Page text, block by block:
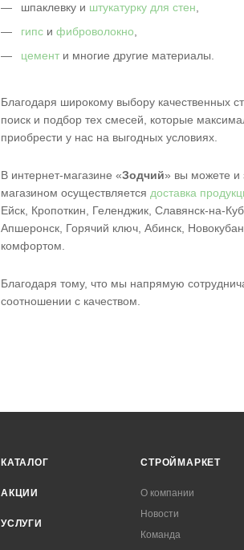
шпаклевку и штукатурку для стен
гипс и фиброволокно
цемент и многие другие материалы.
Благодаря широкому выбору качественных
поиск и подбор тех смесей, которые
приобрести у нас на выгодных условиях.
В интернет-магазине «Зодчий» вы можете и
магазином осуществляется доставка
Ейск, Кропоткин, Геленджик, Славянск-на-
Апшеронск, Горячий ключ, Абинск,
комфортом.
Благодаря тому, что мы напрямую
соотношении с качеством.
КАТАЛОГ
АКЦИИ
УСЛУГИ
СТРОЙМАРКЕТ
О компании
Новости
Команда